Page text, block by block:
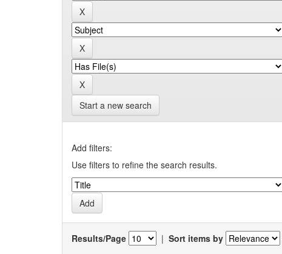
Start a new search
Add filters:
Use filters to refine the search results.
Results/Page | Sort items by